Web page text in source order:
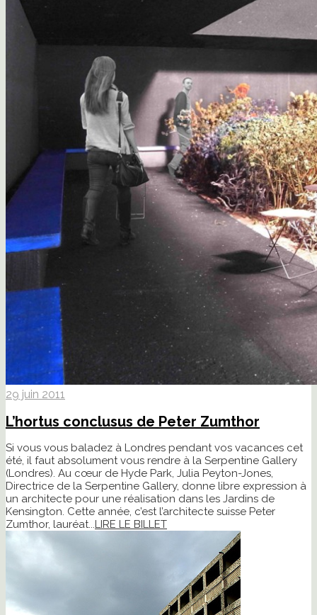
29 juin 2011
L’hortus conclusus de Peter Zumthor
Si vous vous baladez à Londres pendant vos vacances cet
été, il faut absolument vous rendre à la Serpentine Gallery
(Londres). Au cœur de Hyde Park, Julia Peyton-Jones,
Directrice de la Serpentine Gallery, donne libre expression à
un architecte pour une réalisation dans les Jardins de
Kensington. Cette année, c’est l’architecte suisse Peter
Zumthor, lauréat...LIRE LE BILLET